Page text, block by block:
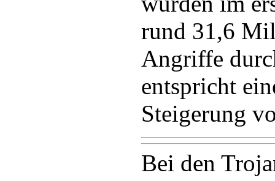
rund 31,6
Angriffe
entspricht
Steigerung
Bei den